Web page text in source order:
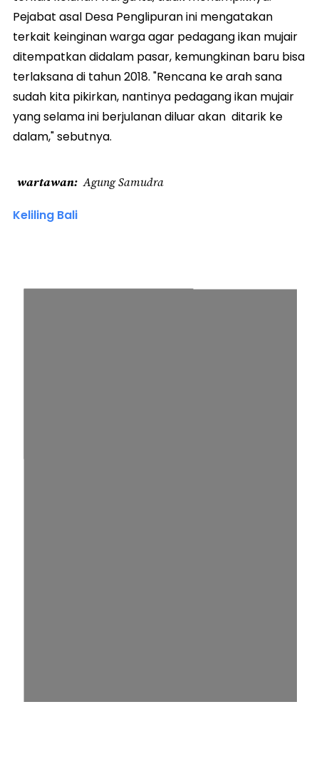
Pejabat asal Desa Penglipuran ini mengatakan
terkait keinginan warga agar pedagang ikan mujair
ditempatkan didalam pasar, kemungkinan baru bisa
terlaksana di tahun 2018. "Rencana ke arah sana
sudah kita pikirkan, nantinya pedagang ikan mujair
yang selama ini berjulanan diluar akan ditarik ke
dalam," sebutnya.
wartawan Agung Samudra
Keliling Bali